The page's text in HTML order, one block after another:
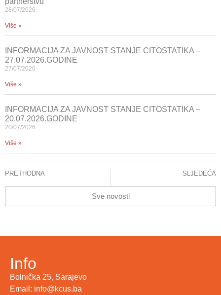
28/07/2026
Više »
INFORMACIJA ZA JAVNOST STANJE CITOSTATIKA –
27.07.2026.GODINE
27/07/2026
Više »
INFORMACIJA ZA JAVNOST STANJE CITOSTATIKA –
20.07.2026.GODINE
20/07/2026
Više »
PRETHODNA SLJEDEĆA
Sve novosti
Info
Bolnička 25, Sarajevo
Email: info@kcus.ba